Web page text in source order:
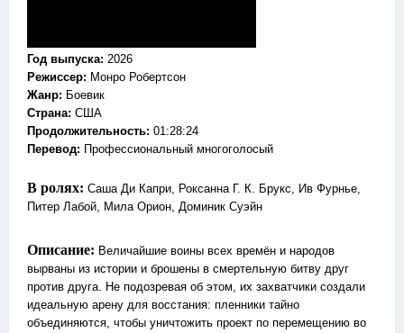
Год выпуска: 2026
Режиссер: Монро Робертсон
Жанр: Боевик
Страна: США
Продолжительность: 01:28:24
Перевод: Профессиональный многоголосый
В ролях: Саша Ди Капри, Роксанна Г. К. Брукс, Ив Фурнье,
Питер Лабой, Мила Орион, Доминик Суэйн
Описание: Величайшие воины всех времён и народов
вырваны из истории и брошены в смертельную битву друг
против друга. Не подозревая об этом, их захватчики создали
идеальную арену для восстания: пленники тайно
объединяются, чтобы уничтожить проект по перемещению во